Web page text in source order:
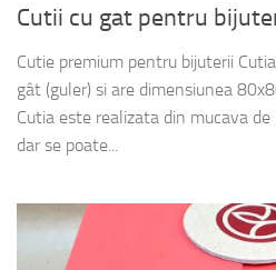
Cutii cu gat pentru
Cutie premium pentru bijuterii
gât (guler) si are dimensiunea
Cutia este realizata din mucava
dar se poate...